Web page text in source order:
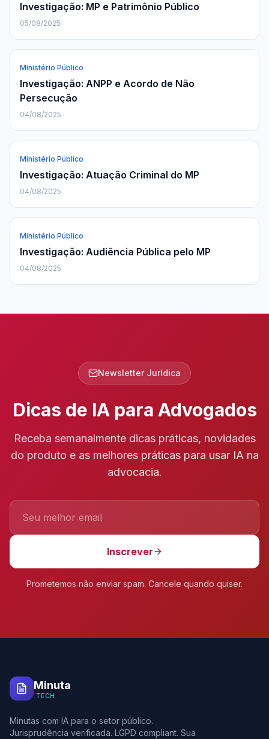
Investigação: MP e Patrimônio Público
05/08/2025
Ministério Público
Investigação: ANPP e Acordo de Não
Persecução
04/08/2025
Ministério Público
Investigação: Atuação Criminal do MP
04/08/2025
Ministério Público
Investigação: Audiência Pública pelo MP
04/08/2025
Newsletter Jurídica
Dicas de IA para Advogados
Receba semanalmente dicas práticas, novidades
do produto e as melhores práticas para usar IA na
advocacia.
Inscrever
Prometemos não enviar spam. Cancele quando quiser.
Minuta
.TECH
Minutas com IA para o setor público.
Jurisprudência verificada. LGPD compliant. Sua